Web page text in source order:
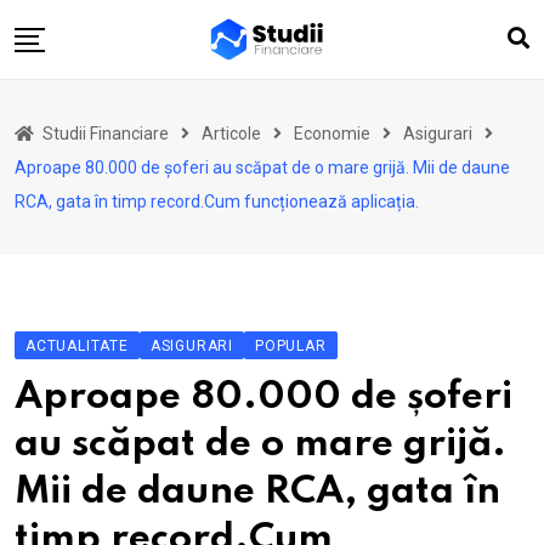
to
Actualitate
Investiții
Autori
Analize ASF
Studii Financiare Articole Economie
Asigurari
Aproape 80.000 de șoferi au scăpat de o mare grijă. Mii de daune
RCA, gata în timp record.Cum funcționează aplicația.
ACTUALITATE ASIGURARI POPULAR
Aproape 80.000 de șoferi
au scăpat de o mare grijă.
Mii de daune RCA, gata în